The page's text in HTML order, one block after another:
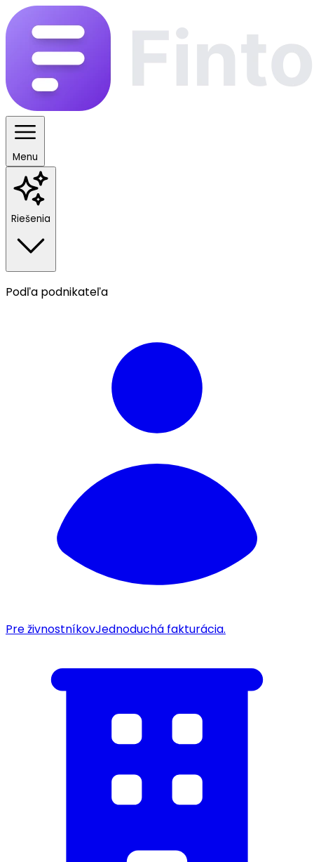
Menu
Riešenia
Podľa podnikateľa
Pre živnostníkovJednoduchá fakturácia.